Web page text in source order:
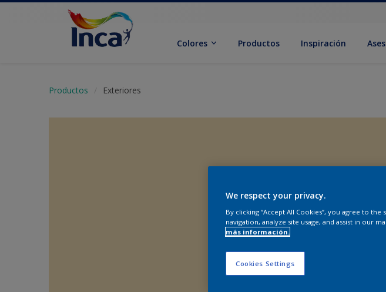
Colores Productos Inspiración
Productos Exteriores
We respect your privacy.
By clicking “Accept All Cookies”, you agree to
navigation, analyze site usage, and assist in our
más información.
Cookies Settings